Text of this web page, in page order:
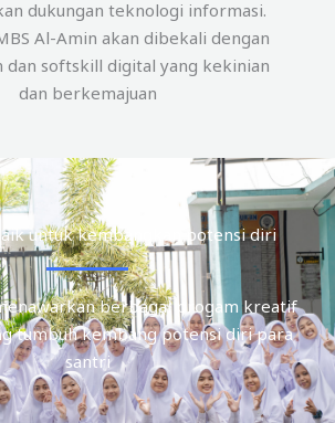
dukungan teknologi informasi.
Al-Amin akan dibekali dengan
dan softskill digital yang kekinian
dan berkemajuan
untuk kembangkan potensi diri
berbagai progam kreatif
tumbuh kembang potensi diri para
santri